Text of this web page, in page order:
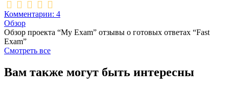
Комментарии: 4
Обзор
Обзор проекта “My Exam” отзывы о готовых ответах “Fast
Exam”
Смотреть все
Вам также могут быть интересны